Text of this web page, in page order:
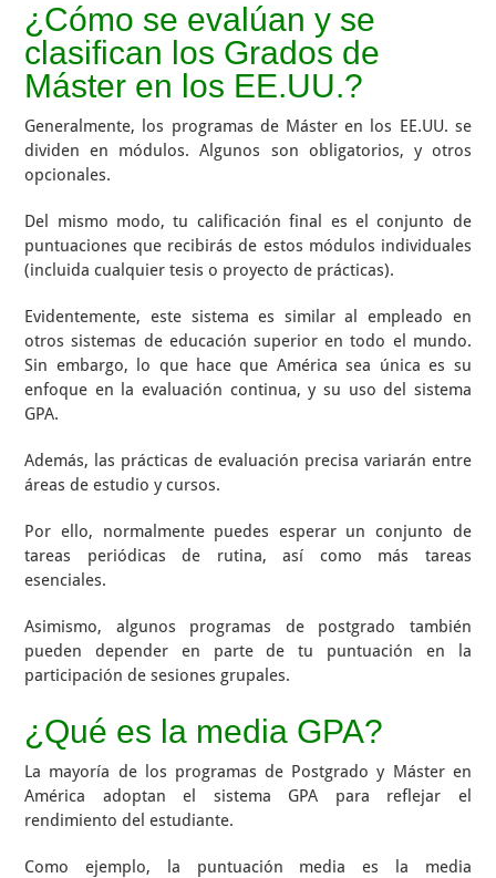
¿Cómo se evalúan y se
clasifican los Grados de
Máster en los EE.UU.?
Generalmente, los programas de Máster en los EE.UU. se
dividen en módulos. Algunos son obligatorios, y otros
opcionales.
Del mismo modo, tu calificación final es el conjunto de
puntuaciones que recibirás de estos módulos individuales
(incluida cualquier tesis o proyecto de prácticas).
Evidentemente, este sistema es similar al empleado en
otros sistemas de educación superior en todo el mundo.
Sin embargo, lo que hace que América sea única es su
enfoque en la evaluación continua, y su uso del sistema
GPA.
Además, las prácticas de evaluación precisa variarán entre
áreas de estudio y cursos.
Por ello, normalmente puedes esperar un conjunto de
tareas periódicas de rutina, así como más tareas
esenciales.
Asimismo, algunos programas de postgrado también
pueden depender en parte de tu puntuación en la
participación de sesiones grupales.
¿Qué es la media GPA?
La mayoría de los programas de Postgrado y Máster en
América adoptan el sistema GPA para reflejar el
rendimiento del estudiante.
Como ejemplo, la puntuación media es la media